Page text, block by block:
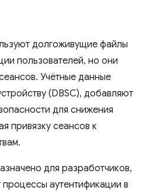
долгоживущие файлы
пользователей, но они
Учётные данные
(DBSC), добавляют
для снижения
привязку сеансов к
для разработчиков,
аутентификации в